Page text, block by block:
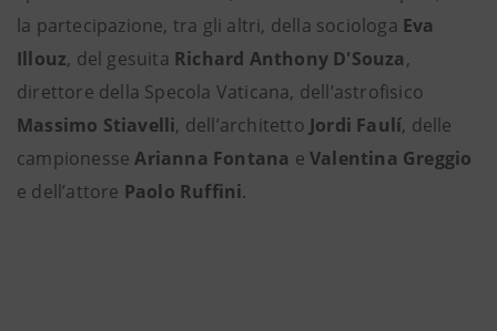
la partecipazione, tra gli altri, della sociologa Eva
Illouz, del gesuita Richard Anthony D'Souza,
direttore della Specola Vaticana, dell’astrofisico
Massimo Stiavelli, dell’architetto Jordi Faulí, delle
campionesseArianna Fontana eValentina Greggio
e dell’attore Paolo Ruffini.